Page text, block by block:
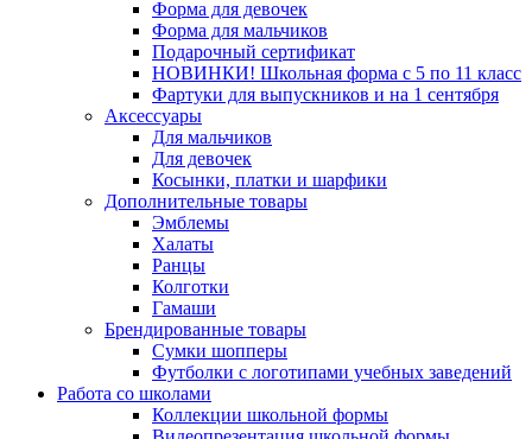
Форма для девочек
Форма для мальчиков
Подарочный сертификат
НОВИНКИ! Школьная форма с 5 по 11 класс
Фартуки для выпускников и на 1 сентября
Аксессуары
Для мальчиков
Для девочек
Косынки, платки и шарфики
Дополнительные товары
Эмблемы
Халаты
Ранцы
Колготки
Гамаши
Брендированные товары
Сумки шопперы
Футболки с логотипами учебных заведений
Работа со школами
Коллекции школьной формы